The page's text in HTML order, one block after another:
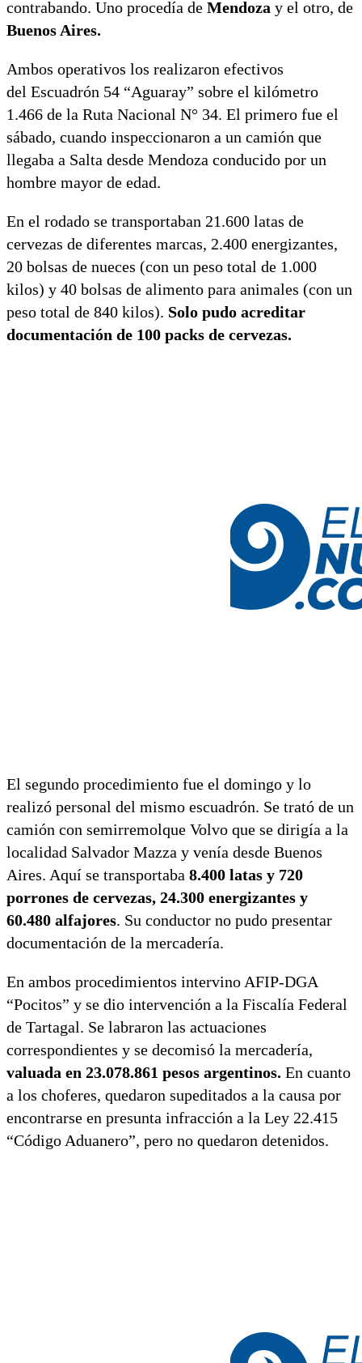
contrabando. Uno procedía de Mendoza y el otro, de
Buenos Aires.
Ambos operativos los realizaron efectivos
del Escuadrón 54 “Aguaray” sobre el kilómetro
1.466 de la Ruta Nacional N° 34. El primero fue el
sábado, cuando inspeccionaron a un camión que
llegaba a Salta desde Mendoza conducido por un
hombre mayor de edad.
En el rodado se transportaban 21.600 latas de
cervezas de diferentes marcas, 2.400 energizantes,
20 bolsas de nueces (con un peso total de 1.000
kilos) y 40 bolsas de alimento para animales (con un
peso total de 840 kilos). Solo pudo acreditar
documentación de 100 packs de cervezas.
El segundo procedimiento fue el domingo y lo
realizó personal del mismo escuadrón. Se trató de un
camión con semirremolque Volvo que se dirigía a la
localidad Salvador Mazza y venía desde Buenos
Aires. Aquí se transportaba 8.400 latas y 720
porrones de cervezas, 24.300 energizantes y
60.480 alfajores. Su conductor no pudo presentar
documentación de la mercadería.
En ambos procedimientos intervino AFIP-DGA
“Pocitos” y se dio intervención a la Fiscalía Federal
de Tartagal. Se labraron las actuaciones
correspondientes y se decomisó la mercadería,
valuada en 23.078.861 pesos argentinos. En cuanto
a los choferes, quedaron supeditados a la causa por
encontrarse en presunta infracción a la Ley 22.415
“Código Aduanero”, pero no quedaron detenidos.